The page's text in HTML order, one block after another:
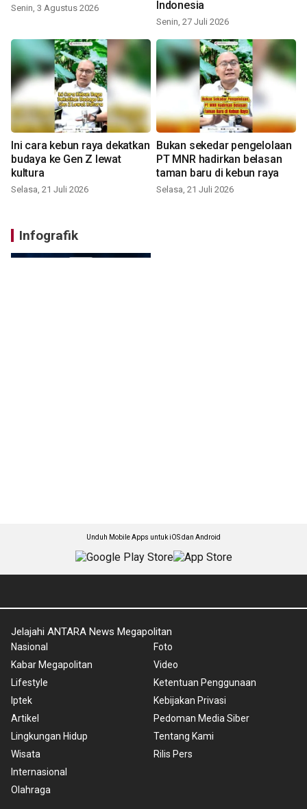
Senin, 3 Agustus 2026
Indonesia
Senin, 27 Juli 2026
Ini cara kebun raya dekatkan
budaya ke Gen Z lewat
kultura
Selasa, 21 Juli 2026
Bukan sekedar pengelolaan
PT MNR hadirkan belasan
taman baru di kebun raya
Selasa, 21 Juli 2026
Infografik
Unduh Mobile Apps untuk iOS dan Android
Jelajahi ANTARA News Megapolitan
Nasional
Kabar Megapolitan
Lifestyle
Iptek
Artikel
Lingkungan Hidup
Wisata
Internasional
Olahraga
Foto
Video
Ketentuan Penggunaan
Kebijakan Privasi
Pedoman Media Siber
Tentang Kami
Rilis Pers